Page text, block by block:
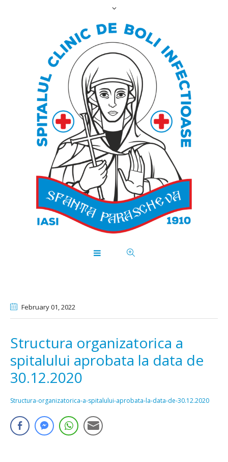
February 01, 2022
Structura organizatorica a
spitalului aprobata la data de
30.12.2020
Structura-organizatorica-a-spitalului-aprobata-la-data-de-30.12.2020